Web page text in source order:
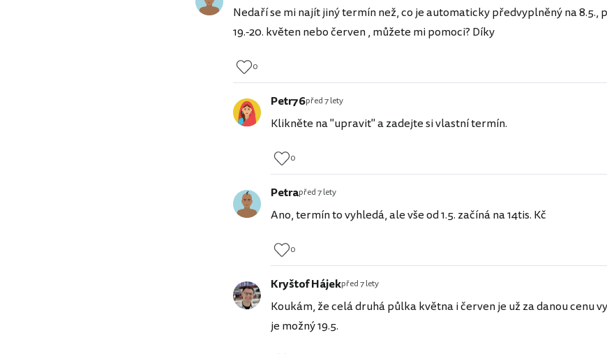
Nedaří se mi najít jiný termín než, co je automaticky předvyplněný na
19.-20. květen nebo červen , můžete mi pomoci? Díky
0
Petr76před 7 lety
Klikněte na "upravit" a zadejte si vlastní termín.
0
Petrapřed 7 lety
Ano, termín to vyhledá, ale vše od 1.5. začíná na 14tis. Kč
0
Kryštof Hájekpřed 7 lety
Koukám, že celá druhá půlka května i červen je už za danou cenu
je možný 19.5.